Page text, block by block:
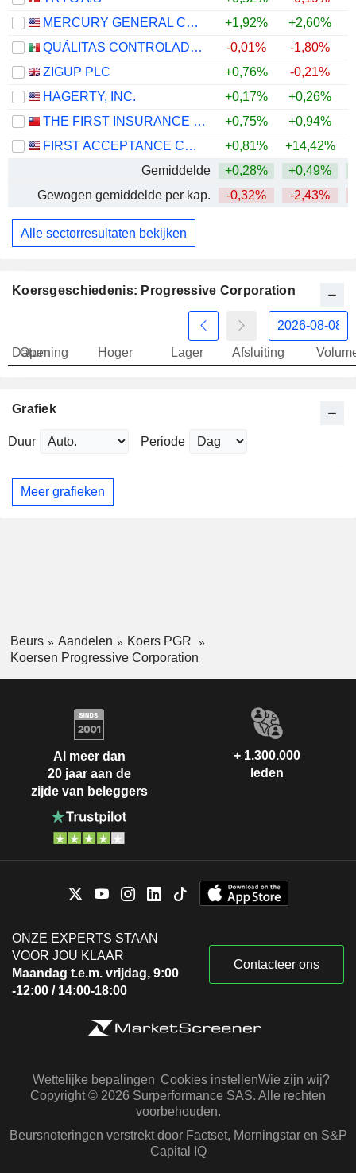
MERCURY GENERAL CORPORATION
+1,92% +2,60%
QUÁLITAS CONTROLADORA, S.A.B. DE C.V.
-0,01% -1,80%
ZIGUP PLC
+0,76% -0,21%
HAGERTY, INC.
+0,17% +0,26%
THE FIRST INSURANCE CO., LTD.
+0,75% +0,94%
FIRST ACCEPTANCE CORPORATION
+0,81% +14,42%
Gemiddelde
+0,28% +0,49%
Gewogen gemiddelde per kap.
-0,32% -2,43%
Alle sectorresultaten bekijken
Koersgeschiedenis: Progressive Corporation
Datum
Opening Hoger Lager Afsluiting
Grafiek
Duur Periode
Meer grafieken
Beurs Aandelen
Koers PGR
Koersen Progressive Corporation
Al meer dan
20 jaar aan de
zijde van beleggers
+ 1.300.000
leden
ONZE EXPERTS STAAN
VOOR JOU KLAAR
Maandag t.e.m. vrijdag, 9:00
-12:00 / 14:00-18:00
Contacteer ons
Wettelijke bepalingen Cookies instellenWie zijn wij?
Copyright © 2026 Surperformance SAS. Alle rechten
voorbehouden.
Beursnoteringen verstrekt door Factset, Morningstar en S&P
Capital IQ